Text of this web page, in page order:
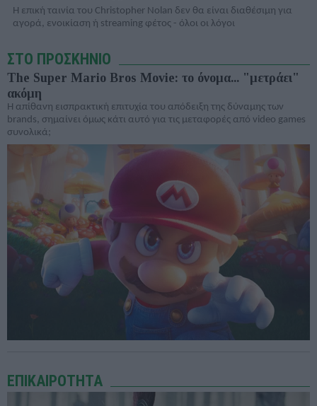
Η επική ταινία του Christopher Nolan δεν θα είναι διαθέσιμη για
αγορά, ενοικίαση ή streaming φέτος - όλοι οι λόγοι
ΣΤΟ ΠΡΟΣΚΗΝΙΟ
The Super Mario Bros Movie: το όνομα... "μετράει"
ακόμη
Η απίθανη εισπρακτική επιτυχία του απόδειξη της δύναμης των
brands, σημαίνει όμως κάτι αυτό για τις μεταφορές από video games
συνολικά;
ΕΠΙΚΑΙΡΟΤΗΤΑ